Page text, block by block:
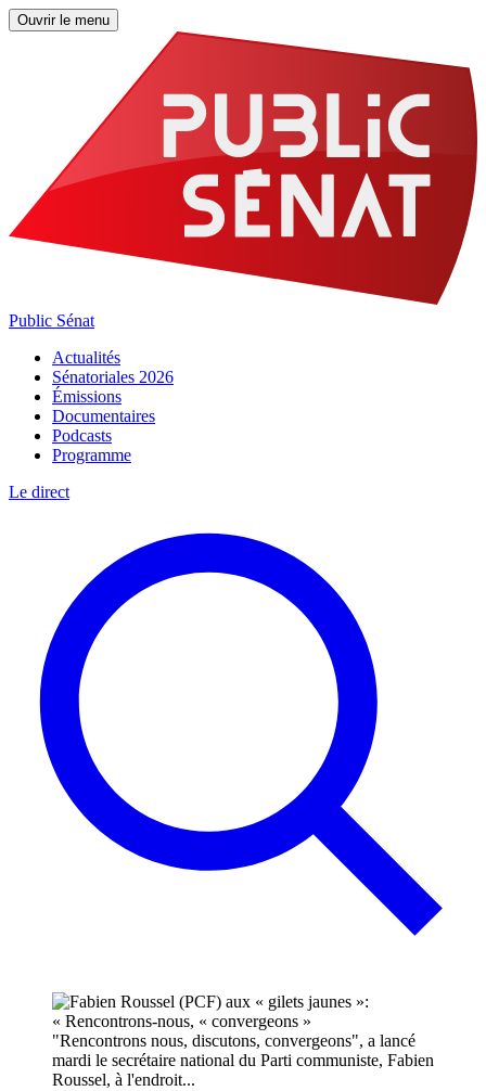
Ouvrir le menu
Public Sénat
Actualités
Sénatoriales 2026
Émissions
Documentaires
Podcasts
Programme
Le direct
"Rencontrons nous, discutons, convergeons", a lancé
mardi le secrétaire national du Parti communiste, Fabien
Roussel, à l'endroit...